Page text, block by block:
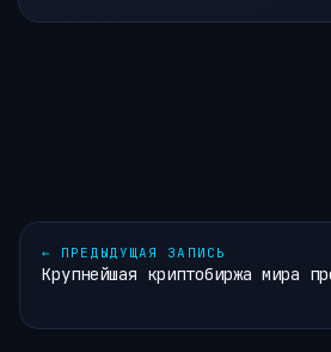
← ПРЕДЫДУЩАЯ ЗАПИСЬ
Крупнейшая криптобиржа мира